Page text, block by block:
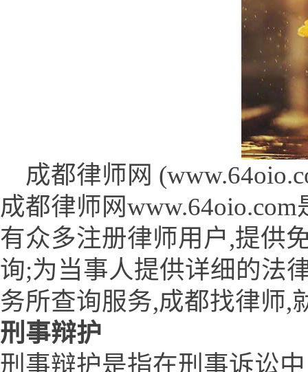
成都律师网
成都律师网
有众多注册律师用户,提供
询;为当事人提供详细的法
务所查询服务,成都找律师,
刑事辩护
刑事辩护是指在刑事诉讼